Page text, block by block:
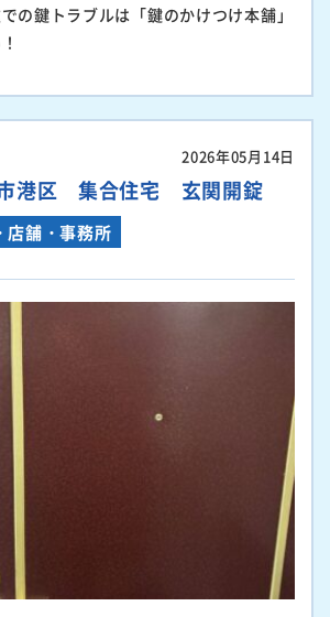
の鍵トラブルは「鍵のかけつけ本舗」
2026年05月14日
港区 集合住宅 玄関開錠
店舗・事務所